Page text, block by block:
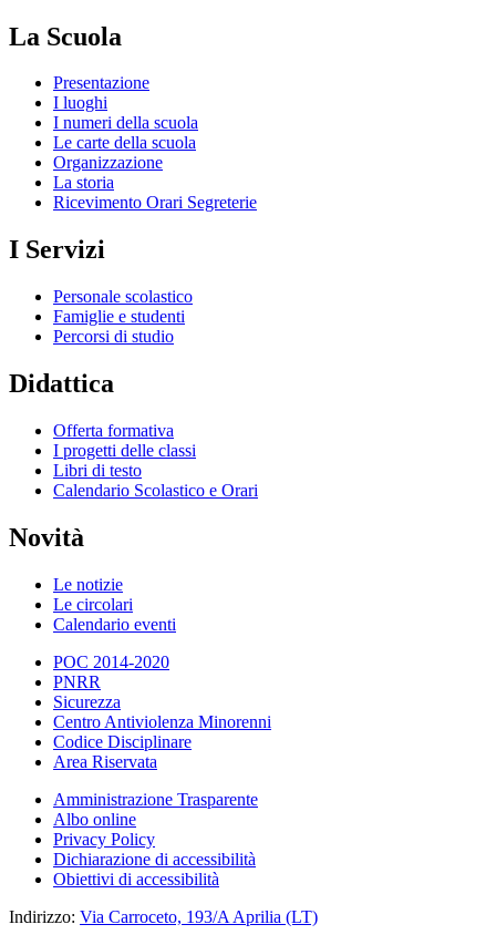
La Scuola
Presentazione
I luoghi
I numeri della scuola
Le carte della scuola
Organizzazione
La storia
Ricevimento Orari Segreterie
I Servizi
Personale scolastico
Famiglie e studenti
Percorsi di studio
Didattica
Offerta formativa
I progetti delle classi
Libri di testo
Calendario Scolastico e Orari
Novità
Le notizie
Le circolari
Calendario eventi
POC 2014-2020
PNRR
Sicurezza
Centro Antiviolenza Minorenni
Codice Disciplinare
Area Riservata
Amministrazione Trasparente
Albo online
Privacy Policy
Dichiarazione di accessibilità
Obiettivi di accessibilità
Indirizzo: Via Carroceto, 193/A Aprilia (LT)